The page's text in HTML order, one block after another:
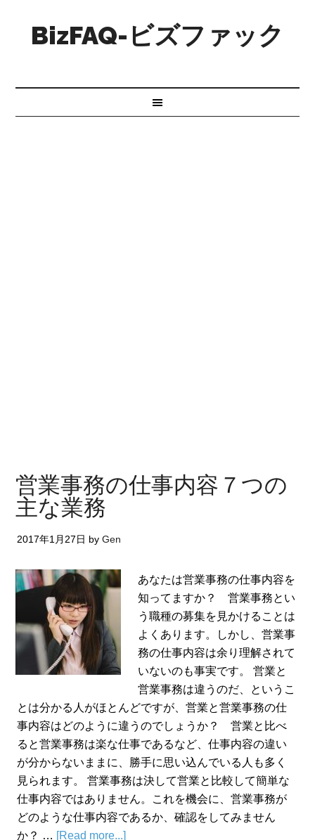
BizFAQ-ビズファック
営業事務の仕事内容７つの
主な業務
2017年1月27日 byGen
あなたは営業事務の仕事内容を
知ってますか？ 営業事務とい
う職種の募集を見かけることは
よくあります。しかし、営業事
務の仕事内容は余り理解されて
いないのも事実です。 営業と
営業事務は違うのだ、というこ
とは分かる人がほとんどですが、営業と営業事務の仕
事内容はどのように違うのでしょうか？ 営業と比べ
ると営業事務は楽な仕事であるなど、仕事内容の違い
が分からないままに、勝手に思い込んでいる人も多く
見られます。 営業事務は決して営業と比較して簡単な
仕事内容ではありません。これを機会に、営業事務が
どのような仕事内容であるか、確認をしてみません
か？ … [Read more...]